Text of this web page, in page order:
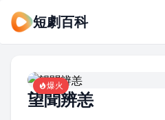
短劇百科
爆火
望聞辨恙